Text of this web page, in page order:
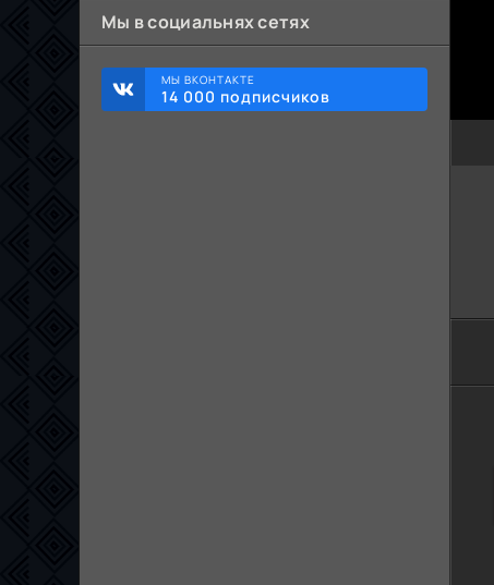
Мы в социальнях сетях
МЫ ВКОНТАКТЕ
14 000 подписчиков